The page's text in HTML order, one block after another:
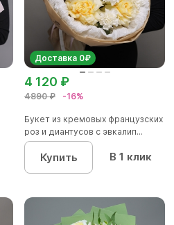
Доставка 0₽
4890 ₽ -16%
4 120 ₽
Букет из кремовых французских
роз и диантусов с эвкалип...
Купить В 1 клик